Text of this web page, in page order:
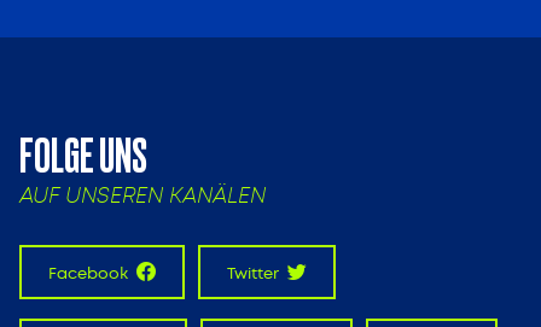
FOLGE UNS
AUF UNSEREN KANÄLEN
Facebook Twitter